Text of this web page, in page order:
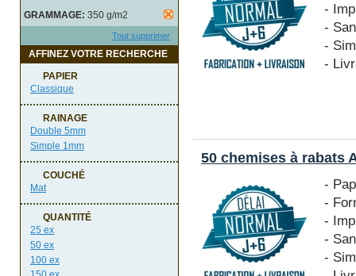
GRAMMAGE: 350 g/m2
Tout supprimer
AFFINEZ VOTRE RECHERCHE
PAPIER
Classique
RAINAGE
Double 5mm
Simple 1mm
COUCHÉ
Mat
QUANTITÉ
25 ex
50 ex
100 ex
-
-
-
-
50 chemises à rabats
-
-
-
-
-